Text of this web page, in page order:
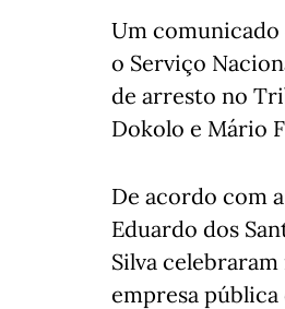
Um comunicado
o Serviço
de arresto no
Dokolo e Mário
De acordo com
Eduardo dos
Silva
empresa pública